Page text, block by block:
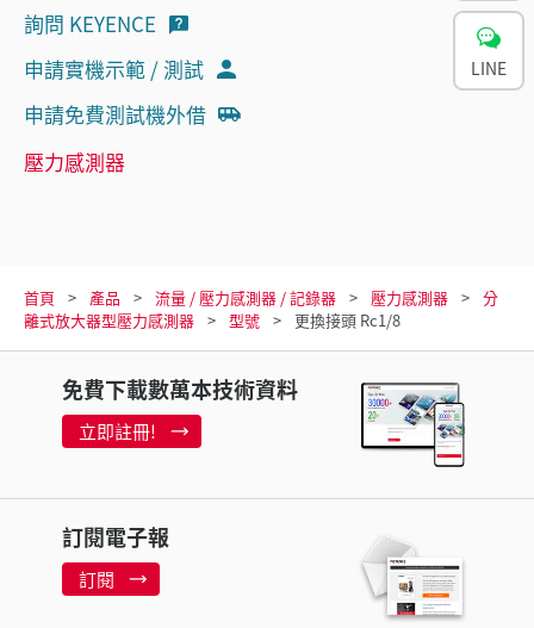
詢問 KEYENCE
申請實機示範 / 測試
申請免費測試機外借
壓力感測器
首頁 產品 流量 / 壓力感測器 / 記錄器 壓力感測器
分
離式放大器型壓力感測器
型號 更換接頭 Rc1/8
免費下載數萬本技術資料
立即註冊!
訂閱電子報
訂閱
LINE